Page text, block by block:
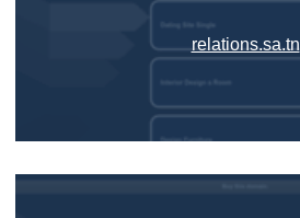
relations.sa.tn